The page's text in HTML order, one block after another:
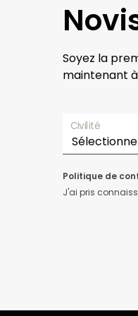
Soyez la
maintenant
Civilité
Politique de
J'ai pris